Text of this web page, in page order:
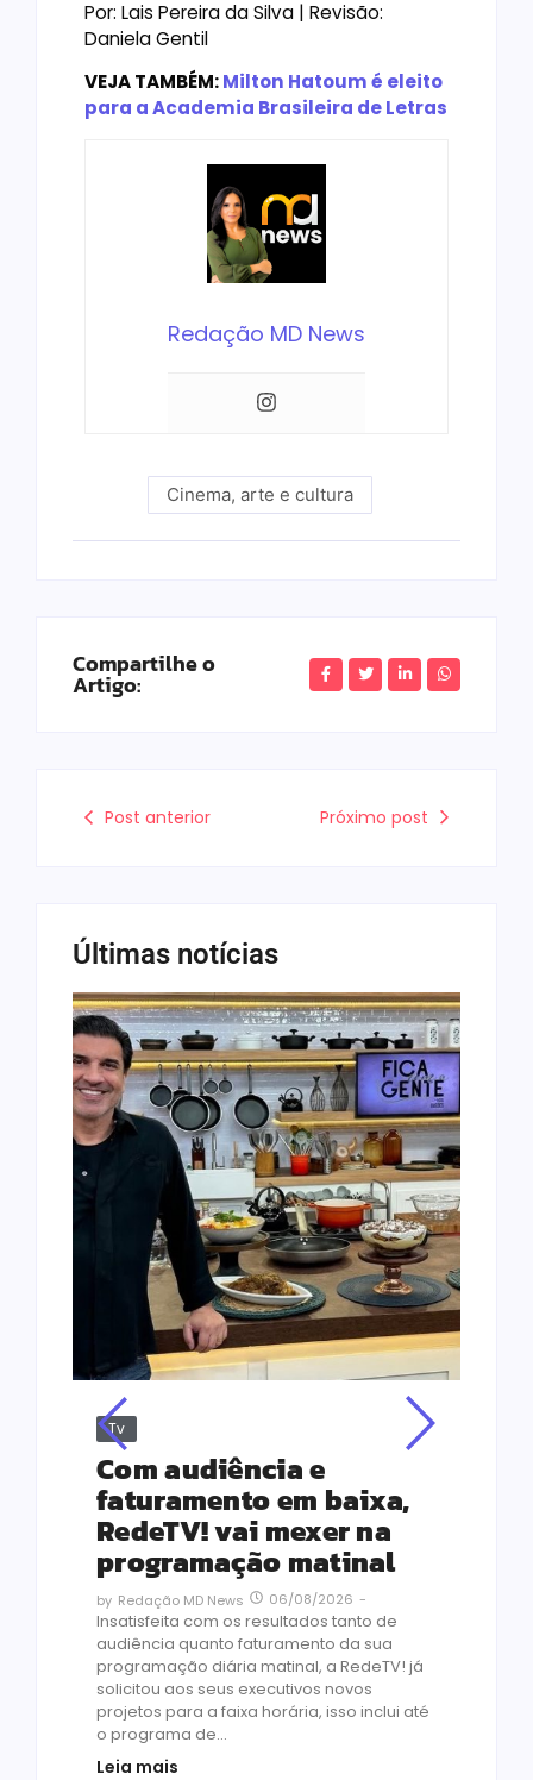
Por: Lais Pereira da Silva | Revisão:
Daniela Gentil
VEJA TAMBÉM:Milton Hatoum é eleito
para a Academia Brasileira de Letras
Redação MD News
Cinema, arte e cultura
Compartilhe o
Artigo:
Post anterior Próximo post
Últimas notícias
Tv
Com audiência e
faturamento em baixa,
RedeTV! vai mexer na
programação matinal
by Redação MD News 06/08/2026 -
Insatisfeita com os resultados tanto de
audiência quanto faturamento da sua
programação diária matinal, a RedeTV! já
solicitou aos seus executivos novos
projetos para a faixa horária, isso inclui até
o programa de...
Leia mais